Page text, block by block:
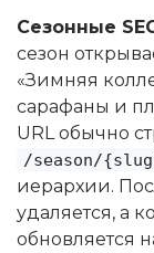
Сезонные
сезон
«Зимняя
сарафаны и
URL обычно
/season/
иерархии.
удаляется, а
обновляется